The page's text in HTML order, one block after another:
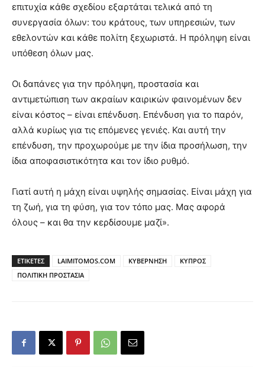
επιτυχία κάθε σχεδίου εξαρτάται τελικά από τη
συνεργασία όλων: του κράτους, των υπηρεσιών, των
εθελοντών και κάθε πολίτη ξεχωριστά. Η πρόληψη είναι
υπόθεση όλων μας.
Οι δαπάνες για την πρόληψη, προστασία και
αντιμετώπιση των ακραίων καιρικών φαινομένων δεν
είναι κόστος – είναι επένδυση. Επένδυση για το παρόν,
αλλά κυρίως για τις επόμενες γενιές. Και αυτή την
επένδυση, την προχωρούμε με την ίδια προσήλωση, την
ίδια αποφασιστικότητα και τον ίδιο ρυθμό.
Γιατί αυτή η μάχη είναι υψηλής σημασίας. Είναι μάχη για
τη ζωή, για τη φύση, για τον τόπο μας. Μας αφορά
όλους – και θα την κερδίσουμε μαζί».
ΕΤΙΚΕΤΕΣ LAIMITOMOS.COM ΚΥΒΕΡΝΗΣΗ
ΚΥΠΡΟΣ
ΠΟΛΙΤΙΚΗ ΠΡΟΣΤΑΣΙΑ